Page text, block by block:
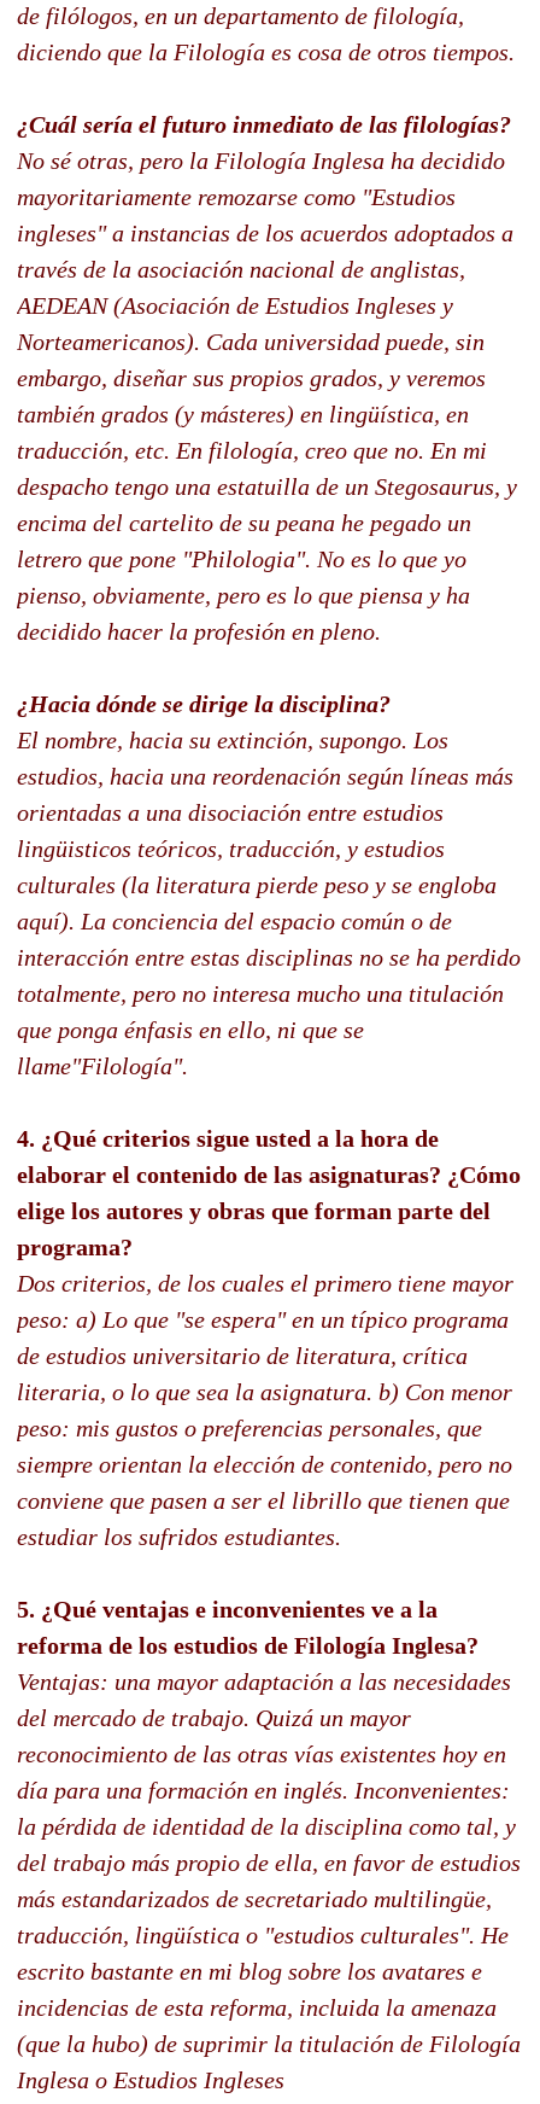
de filólogos, en un departamento de filología,
diciendo que la Filología es cosa de otros tiempos.
¿Cuál sería el futuro inmediato de las filologías?
No sé otras, pero la Filología Inglesa ha decidido
mayoritariamente remozarse como "Estudios
ingleses" a instancias de los acuerdos adoptados a
través de la asociación nacional de anglistas,
AEDEAN (Asociación de Estudios Ingleses y
Norteamericanos). Cada universidad puede, sin
embargo, diseñar sus propios grados, y veremos
también grados (y másteres) en lingüística, en
traducción, etc. En filología, creo que no. En mi
despacho tengo una estatuilla de un Stegosaurus, y
encima del cartelito de su peana he pegado un
letrero que pone "Philologia". No es lo que yo
pienso, obviamente, pero es lo que piensa y ha
decidido hacer la profesión en pleno.
¿Hacia dónde se dirige la disciplina?
El nombre, hacia su extinción, supongo. Los
estudios, hacia una reordenación según líneas más
orientadas a una disociación entre estudios
lingüisticos teóricos, traducción, y estudios
culturales (la literatura pierde peso y se engloba
aquí). La conciencia del espacio común o de
interacción entre estas disciplinas no se ha perdido
totalmente, pero no interesa mucho una titulación
que ponga énfasis en ello, ni que se
llame"Filología".
4. ¿Qué criterios sigue usted a la hora de
elaborar el contenido de las asignaturas? ¿Cómo
elige los autores y obras que forman parte del
programa?
Dos criterios, de los cuales el primero tiene mayor
peso: a) Lo que "se espera" en un típico programa
de estudios universitario de literatura, crítica
literaria, o lo que sea la asignatura. b) Con menor
peso: mis gustos o preferencias personales, que
siempre orientan la elección de contenido, pero no
conviene que pasen a ser el librillo que tienen que
estudiar los sufridos estudiantes.
5. ¿Qué ventajas e inconvenientes ve a la
reforma de los estudios de Filología Inglesa?
Ventajas: una mayor adaptación a las necesidades
del mercado de trabajo. Quizá un mayor
reconocimiento de las otras vías existentes hoy en
día para una formación en inglés. Inconvenientes:
la pérdida de identidad de la disciplina como tal, y
del trabajo más propio de ella, en favor de estudios
más estandarizados de secretariado multilingüe,
traducción, lingüística o "estudios culturales". He
escrito bastante en mi blog sobre los avatares e
incidencias de esta reforma, incluida la amenaza
(que la hubo) de suprimir la titulación de Filología
Inglesa o Estudios Ingleses